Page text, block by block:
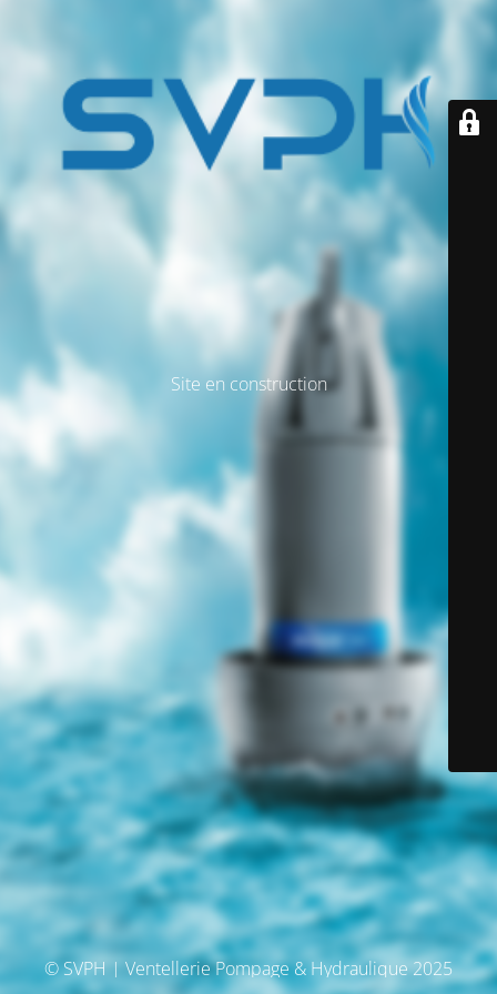
Site en construction
© SVPH | Ventellerie Pompage & Hydraulique 2025